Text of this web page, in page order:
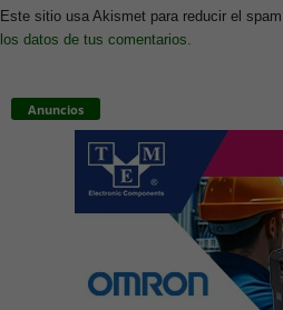
Este sitio usa Akismet para reducir el spam.
los datos de tus comentarios.
Anuncios